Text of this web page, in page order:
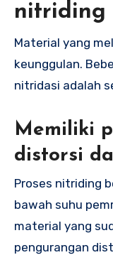
nitriding
Material yang
keunggulan.
nitridasi adalah
Memiliki
distorsi
Proses nitriding
bawah suhu
material yang
pengurangan